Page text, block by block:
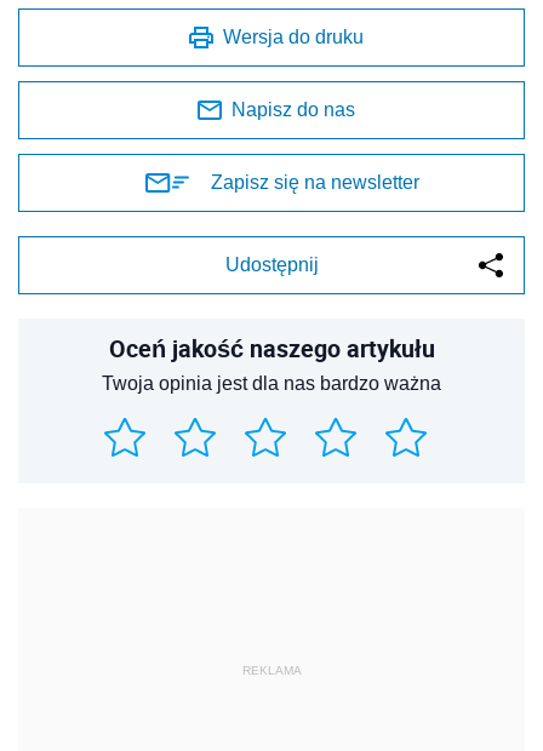
Wersja do druku
Napisz do nas
Zapisz się na newsletter
Udostępnij
Oceń jakość naszego artykułu
Twoja opinia jest dla nas bardzo ważna
REKLAMA